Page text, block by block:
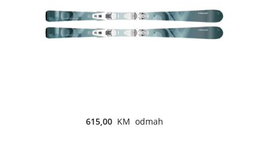
615,00 KM odmah